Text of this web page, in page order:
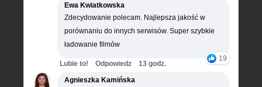
Ewa Kwiatkowska
Zdecydowanie polecam. Najlepsza jakość w
porównaniu do innych serwisów. Super szybkie
ładowanie filmów
19
Lubie to! Odpowiedz
13 godz.
Agnieszka Kamińska